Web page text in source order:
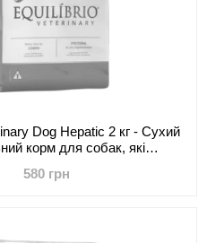
Dog Hepatic 2 кг - Сухий
корм для собак, які
недостатності
580 грн